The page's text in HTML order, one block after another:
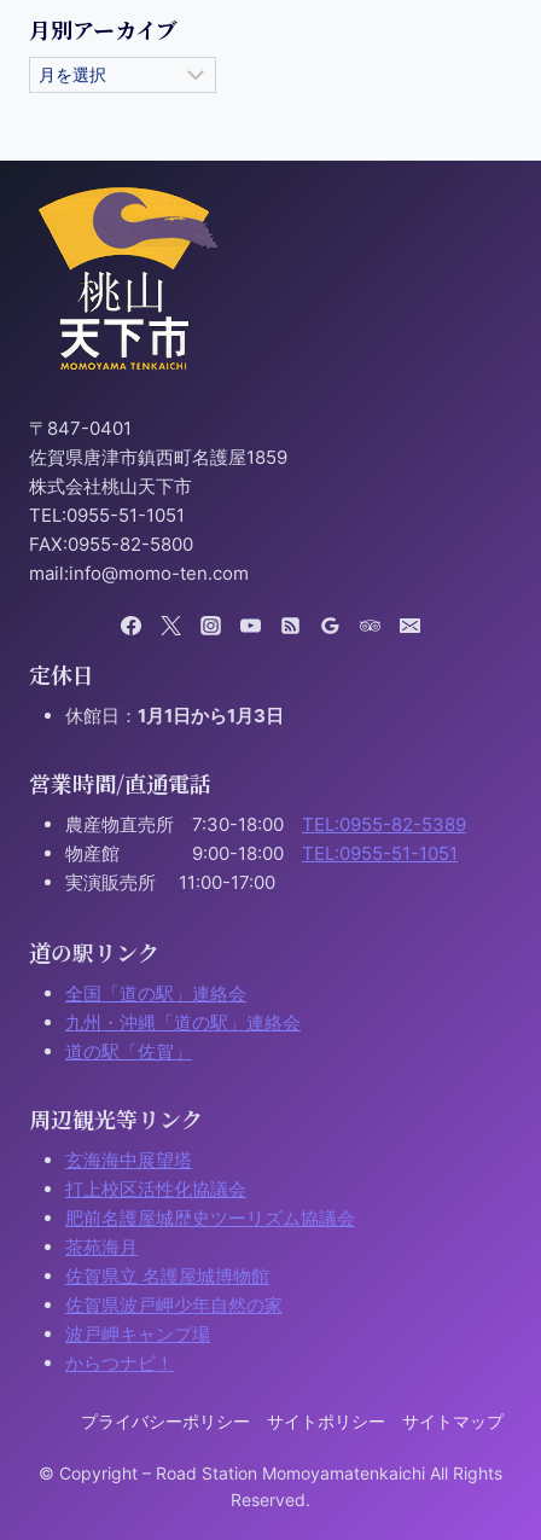
月別アーカイブ
〒847-0401
佐賀県唐津市鎮西町名護屋1859
株式会社桃山天下市
TEL:0955-51-1051
FAX:0955-82-5800
mail:info@momo-ten.com
定休日
休館日： 1月1日から1月3日
営業時間/直通電話
農産物直売所 7:30-18:00 TEL:0955-82-5389
物産館 9:00-18:00 TEL:0955-51-1051
実演販売所 11:00-17:00
道の駅リンク
全国「道の駅」連絡会
九州・沖縄「道の駅」連絡会
道の駅「佐賀」
周辺観光等リンク
玄海海中展望塔
打上校区活性化協議会
肥前名護屋城歴史ツーリズム協議会
茶苑海月
佐賀県立 名護屋城博物館
佐賀県波戸岬少年自然の家
波戸岬キャンプ場
からつナビ！
プライバシーポリシー サイトポリシー サイトマップ
© Copyright – Road Station Momoyamatenkaichi All Rights
Reserved.